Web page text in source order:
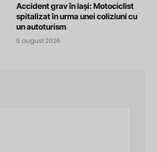
Accident grav în Iași: Motociclist
spitalizat în urma unei coliziuni cu
un autoturism
5 august 2026